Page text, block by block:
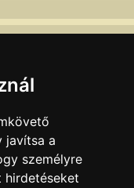
javítsa a
személyre